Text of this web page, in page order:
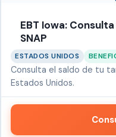
EBT Iowa:
SNAP
ESTADOS UNIDOS
Consulta el saldo de tu
Estados Unidos.